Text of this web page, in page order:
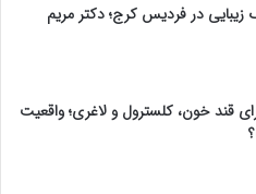
زیبایی در فردیس کرج؛ دکتر مریم
قند خون، کلسترول و لاغری؛ واقعیت